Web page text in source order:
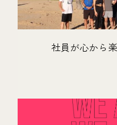
社員が心から